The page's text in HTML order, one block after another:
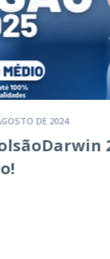
para o